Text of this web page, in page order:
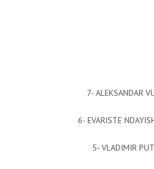
7- ALEKSANDAR
6- EVARISTE
5- VLADIMIR